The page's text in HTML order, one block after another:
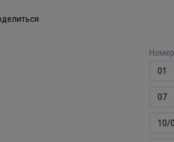
01
07
10/